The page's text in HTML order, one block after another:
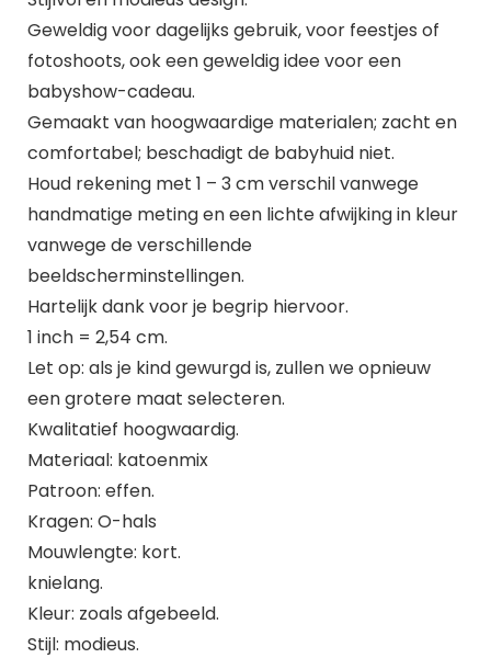
Geweldig voor dagelijks gebruik, voor feestjes of
fotoshoots, ook een geweldig idee voor een
babyshow-cadeau.
Gemaakt van hoogwaardige materialen; zacht en
comfortabel; beschadigt de babyhuid niet.
Houd rekening met 1 – 3 cm verschil vanwege
handmatige meting en een lichte afwijking in kleur
vanwege de verschillende
beeldscherminstellingen.
Hartelijk dank voor je begrip hiervoor.
1 inch = 2,54 cm.
Let op: als je kind gewurgd is, zullen we opnieuw
een grotere maat selecteren.
Kwalitatief hoogwaardig.
Materiaal: katoenmix
Patroon: effen.
Kragen: O-hals
Mouwlengte: kort.
knielang.
Kleur: zoals afgebeeld.
Stijl: modieus.